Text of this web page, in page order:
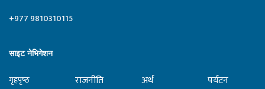
+977 9810310115
साइट नेभिगेशन
गृहपृष्‍ठ
राजनीति
अर्थ
पर्यटन